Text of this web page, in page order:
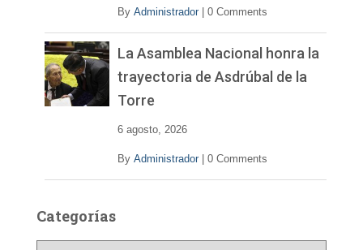
By Administrador 0 Comments
La Asamblea Nacional honra la
trayectoria de Asdrúbal de la
Torre
6 agosto, 2026
By Administrador 0 Comments
Categorías